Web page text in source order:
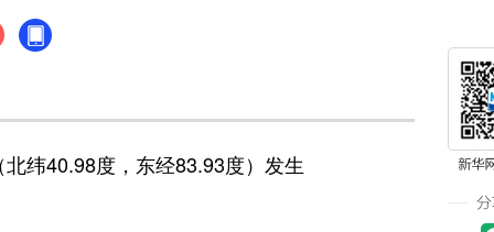
纬40.98度，东经83.93度）发生